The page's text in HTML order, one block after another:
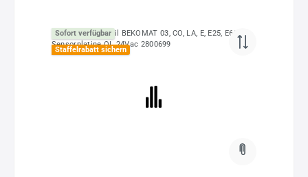
Sofort verfügbar
Staffelrabatt sichern